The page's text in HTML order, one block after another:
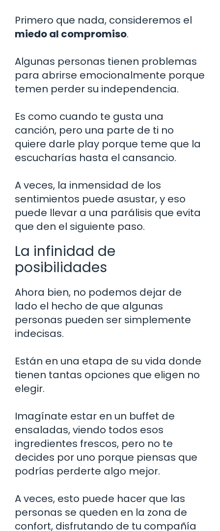
Primero que nada, consideremos el
miedo al compromiso.
Algunas personas tienen problemas
para abrirse emocionalmente porque
temen perder su independencia.
Es como cuando te gusta una
canción, pero una parte de ti no
quiere darle play porque teme que la
escucharías hasta el cansancio.
A veces, la inmensidad de los
sentimientos puede asustar, y eso
puede llevar a una parálisis que evita
que den el siguiente paso.
La infinidad de
posibilidades
Ahora bien, no podemos dejar de
lado el hecho de que algunas
personas pueden ser simplemente
indecisas.
Están en una etapa de su vida donde
tienen tantas opciones que eligen no
elegir.
Imagínate estar en un buffet de
ensaladas, viendo todos esos
ingredientes frescos, pero no te
decides por uno porque piensas que
podrías perderte algo mejor.
A veces, esto puede hacer que las
personas se queden en la zona de
confort, disfrutando de tu compañía